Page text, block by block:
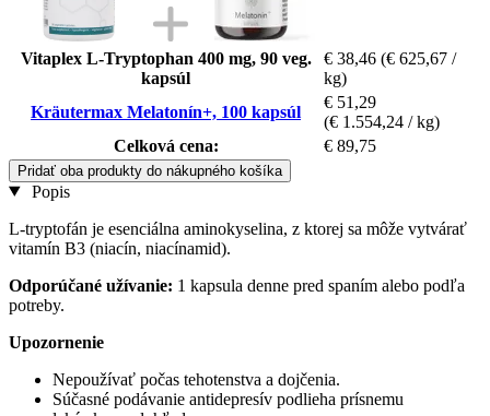
Vitaplex L-Tryptophan 400 mg, 90 veg.
kapsúl
€ 38,46 (€ 625,67 /
kg)
Kräutermax Melatonín+, 100 kapsúl
€ 51,29
(€ 1.554,24 / kg)
Celková cena:
€ 89,75
Pridať oba produkty do nákupného košíka
Popis
L-tryptofán je esenciálna aminokyselina, z ktorej sa môže vytvárať
vitamín B3 (niacín, niacínamid).
Odporúčané užívanie: 1 kapsula denne pred spaním alebo podľa
potreby.
Upozornenie
Nepoužívať počas tehotenstva a dojčenia.
Súčasné podávanie antidepresív podlieha prísnemu